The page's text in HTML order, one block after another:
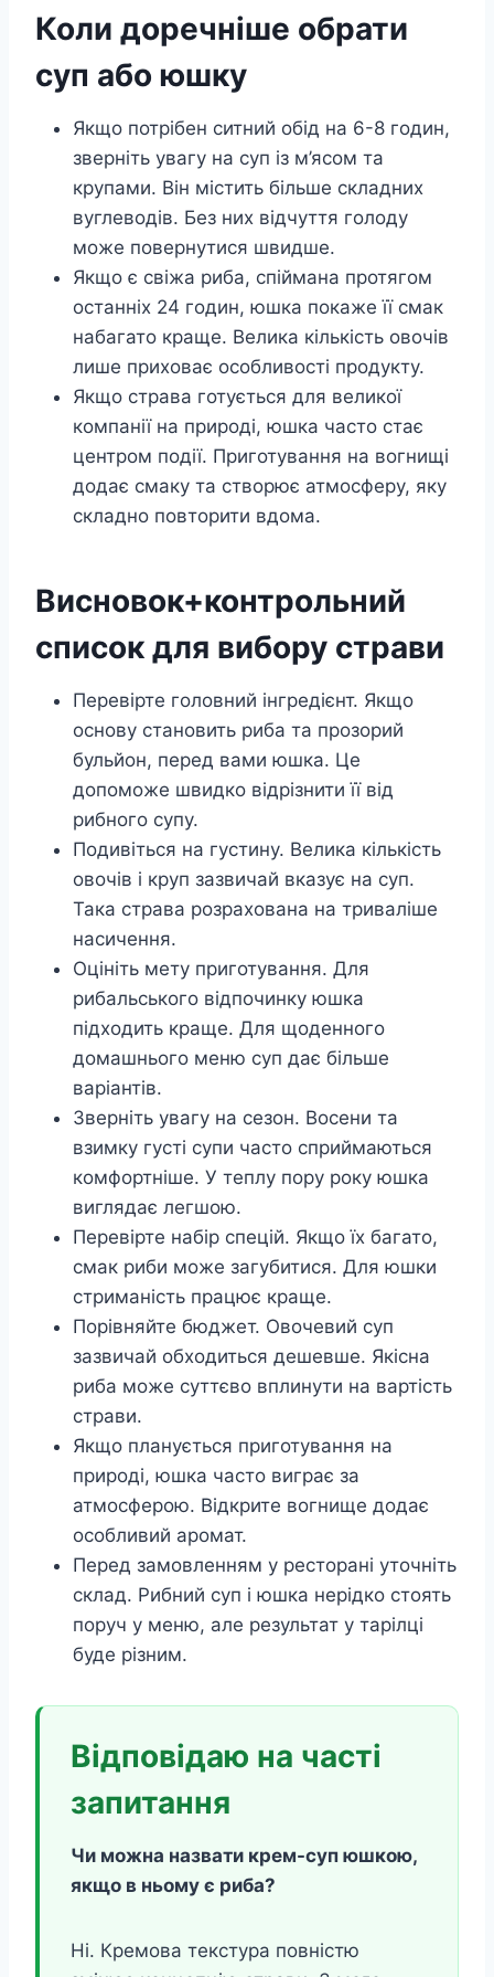
Коли доречніше обрати
суп або юшку
Якщо потрібен ситний обід на 6-8 годин,
зверніть увагу на суп із м’ясом та
крупами. Він містить більше складних
вуглеводів. Без них відчуття голоду
може повернутися швидше.
Якщо є свіжа риба, спіймана протягом
останніх 24 годин, юшка покаже її смак
набагато краще. Велика кількість овочів
лише приховає особливості продукту.
Якщо страва готується для великої
компанії на природі, юшка часто стає
центром події. Приготування на вогнищі
додає смаку та створює атмосферу, яку
складно повторити вдома.
Висновок+контрольний
список для вибору страви
Перевірте головний інгредієнт. Якщо
основу становить риба та прозорий
бульйон, перед вами юшка. Це
допоможе швидко відрізнити її від
рибного супу.
Подивіться на густину. Велика кількість
овочів і круп зазвичай вказує на суп.
Така страва розрахована на триваліше
насичення.
Оцініть мету приготування. Для
рибальського відпочинку юшка
підходить краще. Для щоденного
домашнього меню суп дає більше
варіантів.
Зверніть увагу на сезон. Восени та
взимку густі супи часто сприймаються
комфортніше. У теплу пору року юшка
виглядає легшою.
Перевірте набір спецій. Якщо їх багато,
смак риби може загубитися. Для юшки
стриманість працює краще.
Порівняйте бюджет. Овочевий суп
зазвичай обходиться дешевше. Якісна
риба може суттєво вплинути на вартість
страви.
Якщо планується приготування на
природі, юшка часто виграє за
атмосферою. Відкрите вогнище додає
особливий аромат.
Перед замовленням у ресторані уточніть
склад. Рибний суп і юшка нерідко стоять
поруч у меню, але результат у тарілці
буде різним.
Відповідаю на часті
запитання
Чи можна назвати крем-суп юшкою,
якщо в ньому є риба?
Ні. Кремова текстура повністю